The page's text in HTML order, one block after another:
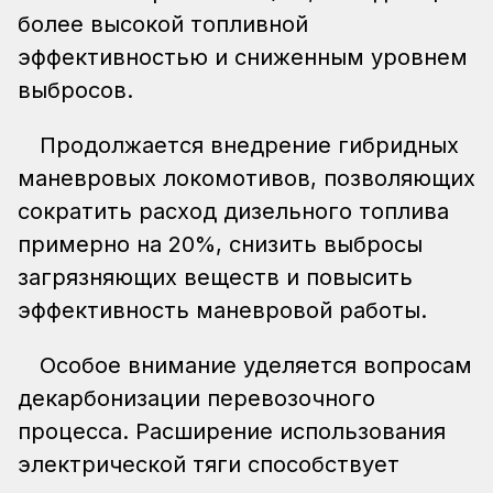
более высокой топливной
эффективностью и сниженным уровнем
выбросов.
Продолжается внедрение гибридных
маневровых локомотивов, позволяющих
сократить расход дизельного топлива
примерно на 20%, снизить выбросы
загрязняющих веществ и повысить
эффективность маневровой работы.
Особое внимание уделяется вопросам
декарбонизации перевозочного
процесса. Расширение использования
электрической тяги способствует